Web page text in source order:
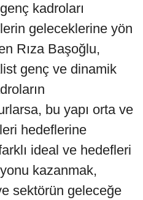
kadroları
geleceklerine yön
Rıza Başoğlu,
genç ve dinamik
bu yapı orta ve
hedeflerine
ideal ve hedefleri
kazanmak,
sektörün geleceğe